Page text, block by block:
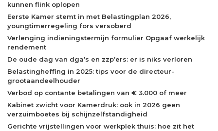
kunnen flink oplopen
Eerste Kamer stemt in met Belastingplan 2026,
youngtimerregeling fors versoberd
Verlenging indieningstermijn formulier Opgaaf werkelijk
rendement
De oude dag van dga’s en zzp’ers: er is niks verloren
Belastingheffing in 2025: tips voor de directeur-
grootaandeelhouder
Verbod op contante betalingen van € 3.000 of meer
Kabinet zwicht voor Kamerdruk: ook in 2026 geen
verzuimboetes bij schijnzelfstandigheid
Gerichte vrijstellingen voor werkplek thuis: hoe zit het